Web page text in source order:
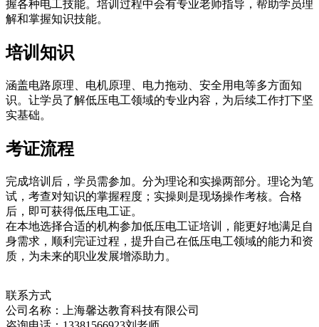
握各种电工技能。培训过程中会有专业老师指导，帮助学员理
解和掌握知识技能。
培训知识
涵盖电路原理、电机原理、电力拖动、安全用电等多方面知
识。让学员了解低压电工领域的专业内容，为后续工作打下坚
实基础。
考证流程
完成培训后，学员需参加。分为理论和实操两部分。理论为笔
试，考查对知识的掌握程度；实操则是现场操作考核。合格
后，即可获得低压电工证。
在本地选择合适的机构参加低压电工证培训，能更好地满足自
身需求，顺利完证过程，提升自己在低压电工领域的能力和资
质，为未来的职业发展增添助力。
联系方式
公司名称：上海馨达教育科技有限公司